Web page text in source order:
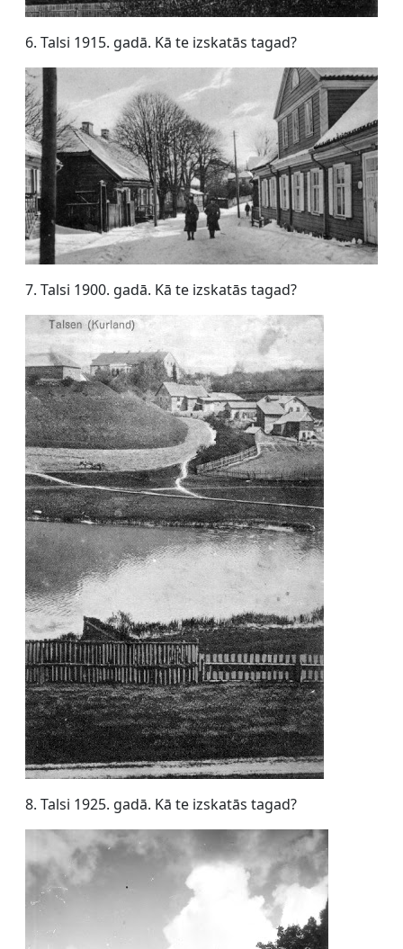
6. Talsi 1915. gadā. Kā te izskatās tagad?
7. Talsi 1900. gadā. Kā te izskatās tagad?
8. Talsi 1925. gadā. Kā te izskatās tagad?